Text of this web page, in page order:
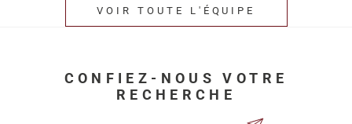
VOIR TOUTE L'ÉQUIPE
CONFIEZ-NOUS VOTRE
RECHERCHE